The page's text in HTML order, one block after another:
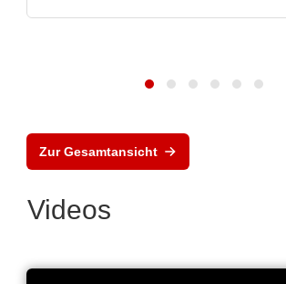
Zur Gesamtansicht
Videos